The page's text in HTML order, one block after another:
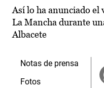
Así lo ha anunciado el
La Mancha durante
Albacete
Notas de prensa
Fotos